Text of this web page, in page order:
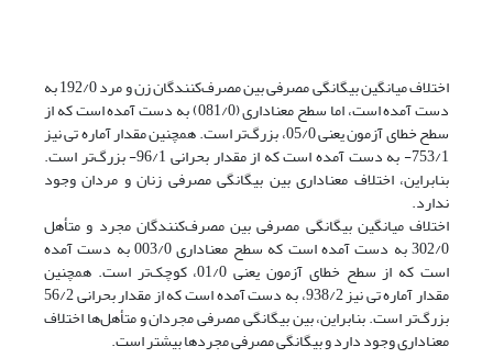
اختلاف میانگین بیگانگی مصرفی بین مصرف‌کنندگان زن و مرد 192/0 به
دست آمده است، اما سطح معناداری (081/0) به دست آمده است که از
سطح خطای آزمون یعنی 05/0، بزرگ‌تر است. همچنین مقدار آماره تی نیز
753/1- به دست آمده است که از مقدار بحرانی 96/1- بزرگ‌تر است.
بنابراین، اختلاف معناداری بین بیگانگی مصرفی زنان و مردان وجود
ندارد.
اختلاف میانگین بیگانگی مصرفی بین مصرف‌کنندگان مجرد و متأهل
302/0 به دست آمده است که سطح معناداری 003/0 به دست آمده
است که از سطح خطای آزمون یعنی 01/0، کوچک‌تر است. همچنین
مقدار آماره تی نیز 938/2، به دست آمده است که از مقدار بحرانی 56/2
بزرگ‌تر است. بنابراین، بین بیگانگی مصرفی مجردان و متأهل‌ها اختلاف
معناداری وجود دارد و بیگانگی مصرفی مجردها بیشتر است.